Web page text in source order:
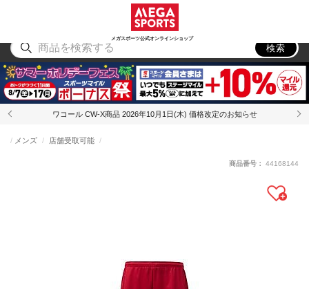
メガスポーツ公式オンラインショップ
アウトドア
検索
ワコール CW-X商品 2026年10月1日(木) 価格改定のお知らせ
メンズ 店舗受取可能
商品番号： 44168144